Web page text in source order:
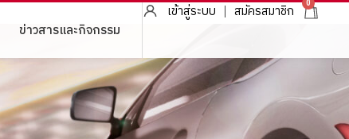
ข่าวสารและกิจกรรม
เข้าสู่ระบบ สมัครสมาชิก
0